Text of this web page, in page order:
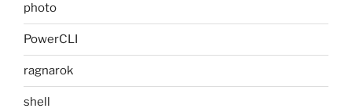
photo
PowerCLI
ragnarok
shell